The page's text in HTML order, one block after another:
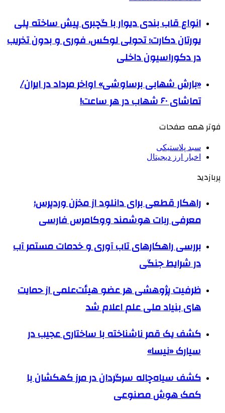
انواع قاب بندی دیوار با گچبری پیش ساخته پلی
یورتان دکارت؛ تحولی لوکس، فوری و بدون تخریب
در دکوراسیون داخلی
«بارش شهابی برساوشی» اواخر مرداد در ایران/
تماشای ۶۰ شهاب در هر ساعت!
فوتر همه صفحات
سبد پلاستیکی
اخبار ارز دیجیتال
پربازدید
راهکار قطعی برای دانلود از مخزن وردپرس؛
معرفی ربات هوشمند ووکامرس فارسی
بررسی راهکارهای تاب آوری و خدمات مستمر آب
در شرایط جنگی
ظرفیت پژوهشی هر عضو هیئت‌علمی از حمایت
های بنیاد ملی علم اعلام شد
کشف یک قمر ناشناخته با ساختاری عجیب در
سیارک «نیسا»
کشف سیاه‌چاله سرگردان در مرز کهکشان با
کمک هوش مصنوعی